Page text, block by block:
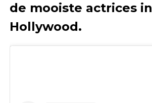
de mooiste actrices in
Hollywood.